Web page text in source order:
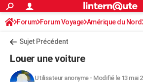
ACTUALITÉS
Politique
Société
Faits Divers
Education
Monde
Villes
+
FINANCE
S'inscrire
Connexion
Forum Forum Voyage Amérique du Nord
Sujet Précédent
Louer une voiture
Utilisateur anonyme- Modifié le 13 mai